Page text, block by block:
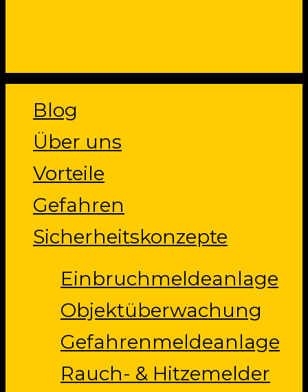
MenuBlog
Über uns
Vorteile
Gefahren
Sicherheitskonzepte
Einbruchmeldeanlage
Objektüberwachung
Gefahrenmeldeanlage
Rauch- & Hitzemelder